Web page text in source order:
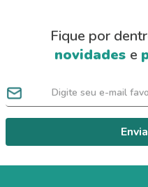
Fique por
novidades e